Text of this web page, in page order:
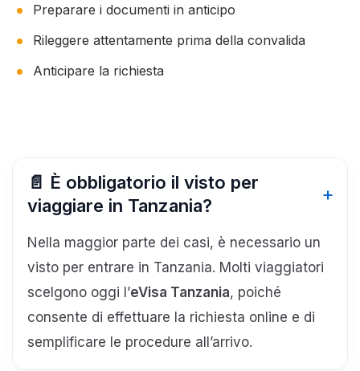
Preparare i documenti in anticipo
Rileggere attentamente prima della convalida
Anticipare la richiesta
📄 È obbligatorio il visto per
viaggiare in Tanzania?
Nella maggior parte dei casi, è necessario un
visto per entrare in Tanzania. Molti viaggiatori
scelgono oggi l’eVisa Tanzania, poiché
consente di effettuare la richiesta online e di
semplificare le procedure all’arrivo.